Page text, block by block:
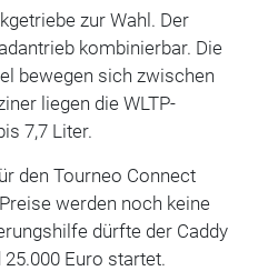
zur Wahl. Der
kombinierbar. Die
bewegen sich zwischen
liegen die WLTP-
7,7 Liter.
den Tourneo Connect
werden noch keine
dürfte der Caddy
Euro startet.